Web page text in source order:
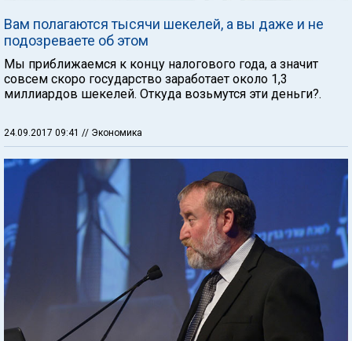
Вам полагаются тысячи шекелей, а вы даже и не
подозреваете об этом
Мы приближаемся к концу налогового года, а значит
совсем скоро государство заработает около 1,3
миллиардов шекелей. Откуда возьмутся эти деньги?.
24.09.2017 09:41 // Экономика